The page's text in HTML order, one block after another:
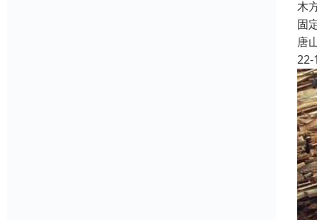
木
固
唐
22-